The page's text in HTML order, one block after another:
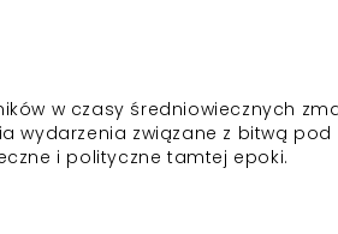
w czasy średniowiecznych
wydarzenia związane z bitwą pod
i polityczne tamtej epoki.